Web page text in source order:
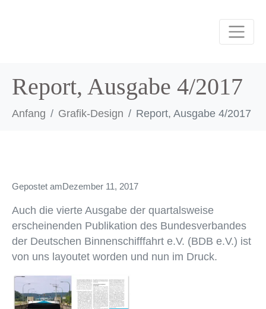
Report, Ausgabe 4/2017
Anfang Grafik-Design Report, Ausgabe 4/2017
Gepostet amDezember 11, 2017
Auch die vierte Ausgabe der quartalsweise
erscheinenden Publikation des Bundesverbandes
der Deutschen Binnenschifffahrt e.V. (BDB e.V.) ist
von uns layoutet worden und nun im Druck.